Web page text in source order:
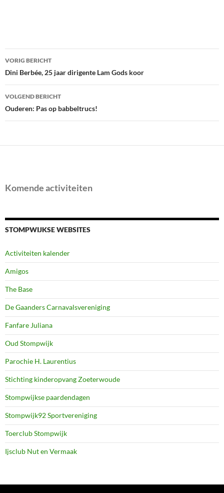
Bericht
navigatie
VORIG BERICHT
Dini Berbée, 25 jaar dirigente Lam Gods koor
VOLGEND BERICHT
Ouderen: Pas op babbeltrucs!
Komende activiteiten
STOMPWIJKSE WEBSITES
Activiteiten kalender
Amigos
The Base
De Gaanders Carnavalsvereniging
Fanfare Juliana
Oud Stompwijk
Parochie H. Laurentius
Stichting kinderopvang Zoeterwoude
Stompwijkse paardendagen
Stompwijk92 Sportvereniging
Toerclub Stompwijk
Ijsclub Nut en Vermaak